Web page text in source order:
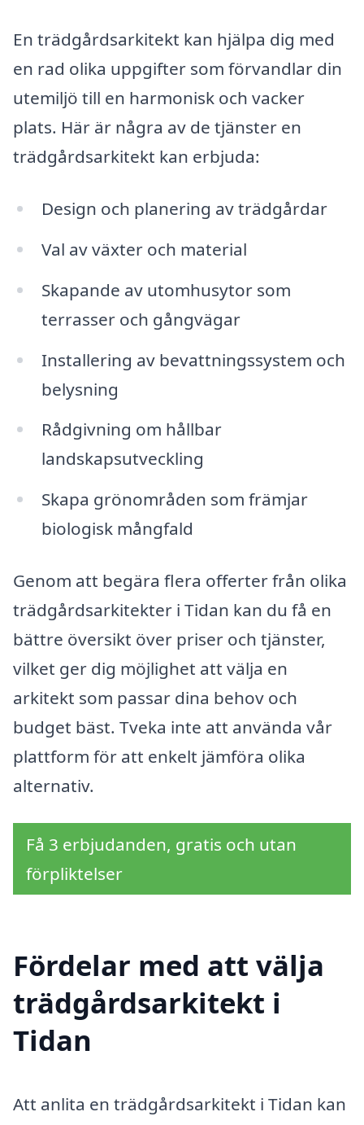
En trädgårdsarkitekt kan hjälpa dig med
en rad olika uppgifter som förvandlar din
utemiljö till en harmonisk och vacker
plats. Här är några av de tjänster en
trädgårdsarkitekt kan erbjuda:
Design och planering av trädgårdar
Val av växter och material
Skapande av utomhusytor som
terrasser och gångvägar
Installering av bevattningssystem och
belysning
Rådgivning om hållbar
landskapsutveckling
Skapa grönområden som främjar
biologisk mångfald
Genom att begära flera offerter från olika
trädgårdsarkitekter i Tidan kan du få en
bättre översikt över priser och tjänster,
vilket ger dig möjlighet att välja en
arkitekt som passar dina behov och
budget bäst. Tveka inte att använda vår
plattform för att enkelt jämföra olika
alternativ.
Få 3 erbjudanden, gratis och utan
förpliktelser
Fördelar med att välja
trädgårdsarkitekt i
Tidan
Att anlita en trädgårdsarkitekt i Tidan kan